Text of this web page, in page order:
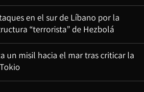
en el sur de Líbano por la
“terrorista” de Hezbolá
un misil hacia el mar tras criticar la